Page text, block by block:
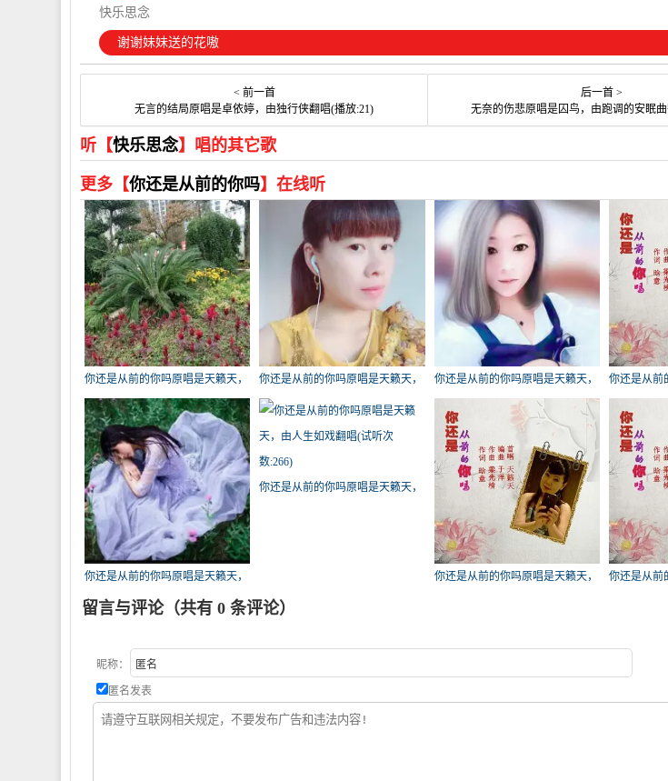
快乐思念
谢谢妹妹送的花嗷
< 前一首
无言的结局原唱是卓依婷，由独行侠翻唱(播放:21)
后一首 >
无奈的伤悲原唱是囚鸟，由跑调的安眠
听【快乐思念】唱的其它歌
更多【你还是从前的你吗】在线听
你还是从前的你吗原唱是天籁天，
由高兴就好！翻唱(试听次数:813)
你还是从前的你吗原唱是天籁天，
由喜欢你没道理翻唱(播放:719)
你还是从前的你吗原唱是天籁天，
由宇婷翻唱(试听次数:573)
你还是从前
由飞翔翻
你还是从前的你吗原唱是天籁天，
由心动白衣天使【停币】翻唱(试
你还是从前的你吗原唱是天籁天，
你还是从前的你吗原唱是天籁天，
你还是从前
留言与评论（共有 0 条评论）
昵称：
匿名发表